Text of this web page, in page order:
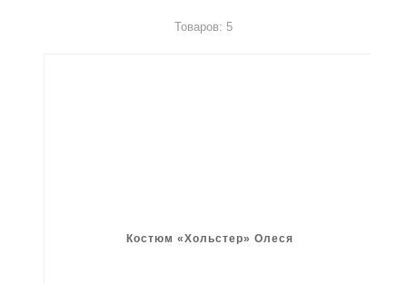
Товаров: 5
Костюм «Хольстер» Олеся